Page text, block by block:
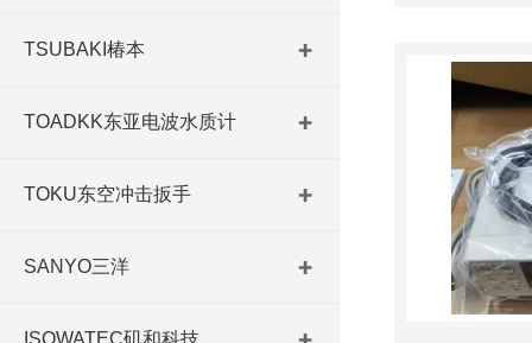
TSUBAKI椿本
TOADKK东亚电波水质计
TOKU东空冲击扳手
SANYO三洋
ISOWATEC矶和科技